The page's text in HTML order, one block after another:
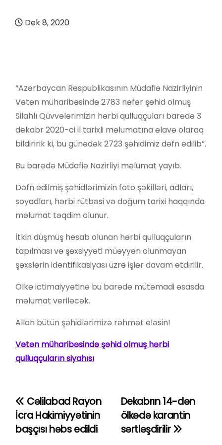
Dek 8, 2020
“Azərbaycan Respublikasının Müdafiə Nazirliyinin
Vətən müharibəsində 2783 nəfər şəhid olmuş
Silahlı Qüvvələrimizin hərbi qulluqçuları barədə 3
dekabr 2020-ci il tarixli məlumatına əlavə olaraq
bildiririk ki, bu günədək 2723 şəhidimiz dəfn edilib”.
Bu barədə Müdafiə Nazirliyi məlumat yayıb.
Dəfn edilmiş şəhidlərimizin foto şəkilləri, adları,
soyadları, hərbi rütbəsi və doğum tarixi haqqında
məlumat təqdim olunur.
İtkin düşmüş hesab olunan hərbi qulluqçuların
tapılması və şəxsiyyəti müəyyən olunmayan
şəxslərin identifikasiyası üzrə işlər davam etdirilir.
Ölkə ictimaiyyətinə bu barədə mütəmadi əsasda
məlumat veriləcək.
Allah bütün şəhidlərimizə rəhmət eləsin!
Vətən müharibəsində şəhid olmuş hərbi
qulluqçuların siyahısı
Y
a
Dekabrın 14-dən
ölkədə karantin
sərtləşdirilir
Cəlilabad Rayon
İcra Hakimiyyətinin
başçısı həbs edildi